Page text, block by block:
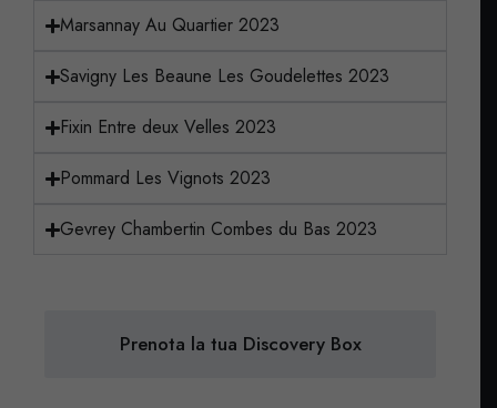
Marsannay Au Quartier 2023
Savigny Les Beaune Les Goudelettes 2023
Fixin Entre deux Velles 2023
Pommard Les Vignots 2023
Gevrey Chambertin Combes du Bas 2023
Prenota la tua Discovery Box